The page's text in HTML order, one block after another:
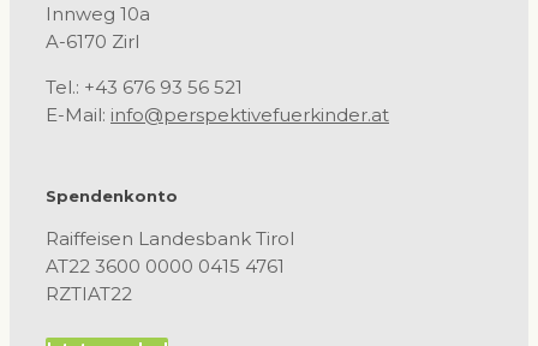
Innweg 10a
A-6170 Zirl
Tel.: +43 676 93 56 521
E-Mail: info@perspektivefuerkinder.at
Spendenkonto
Raiffeisen Landesbank Tirol
AT22 3600 0000 0415 4761
RZTIAT22